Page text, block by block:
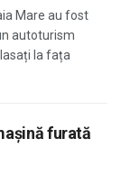
Mare au fost
autoturism
la fața
furată